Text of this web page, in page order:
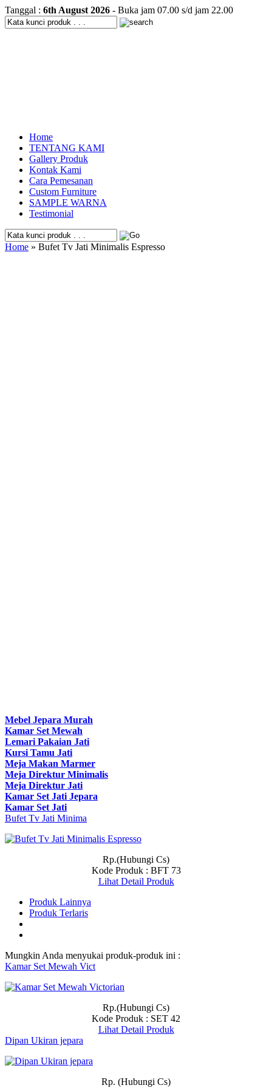
Tanggal : 6th August 2026 - Buka jam 07.00 s/d jam 22.00
Home
TENTANG KAMI
Gallery Produk
Kontak Kami
Cara Pemesanan
Custom Furniture
SAMPLE WARNA
Testimonial
Home » Bufet Tv Jati Minimalis Espresso
Mebel Jepara Murah
Kamar Set Mewah
Lemari Pakaian Jati
Kursi Tamu Jati
Meja Makan Marmer
Meja Direktur Minimalis
Meja Direktur Jati
Kamar Set Jati Jepara
Kamar Set Jati
Bufet Tv Jati Minima
Rp.(Hubungi Cs)
Kode Produk : BFT 73
Lihat Detail Produk
Produk Lainnya
Produk Terlaris
Mungkin Anda menyukai produk-produk ini :
Kamar Set Mewah Vict
Rp.(Hubungi Cs)
Kode Produk : SET 42
Lihat Detail Produk
Dipan Ukiran jepara
Rp. (Hubungi Cs)